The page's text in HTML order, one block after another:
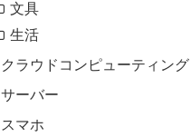
文具
生活
クラウドコンピューティング
サーバー
スマホ